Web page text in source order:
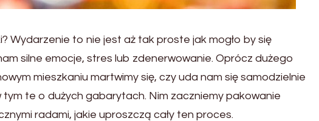
Wydarzenie to nie jest aż tak proste jak mogło by się
silne emocje, stres lub zdenerwowanie. Oprócz dużego
mieszkaniu martwimy się, czy uda nam się samodzielnie
te o dużych gabarytach. Nim zaczniemy pakowanie
radami, jakie uproszczą cały ten proces.